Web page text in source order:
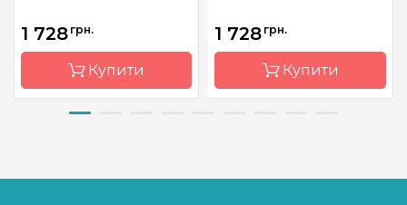
1 728 грн.
Купити
Країна
Україна
1 728 грн.
Купити